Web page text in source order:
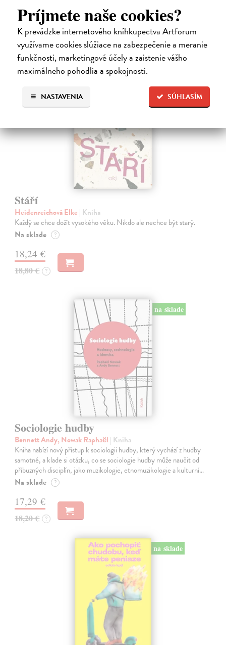
Príjmete naše cookies?
K prevádzke internetového kníhkupectva Artforum
využívame cookies slúžiace na zabezpečenie a meranie
funkčnosti, marketingové účely a zaistenie vášho
maximálneho pohodlia a spokojnosti.
SÚHLASÍM
NASTAVENIA
Na sklade
14,55 €
15,00 € ?
Stáří
Heidenreichová Elke | Kniha
Každý se chce dožít vysokého věku. Nikdo ale nechce být starý.
Na sklade ?
18,24 €
18,80 € ?
na sklade
Sociologie hudby
Bennett Andy, Nowak Raphaël | Kniha
Kniha nabízí nový přístup k sociologii hudby, který vychází z hudby
samotné, a klade si otázku, co se sociologie hudby může naučit od
příbuzných disciplín, jako muzikologie, etnomuzikologie a kulturní…
Na sklade ?
17,29 €
18,20 € ?
na sklade